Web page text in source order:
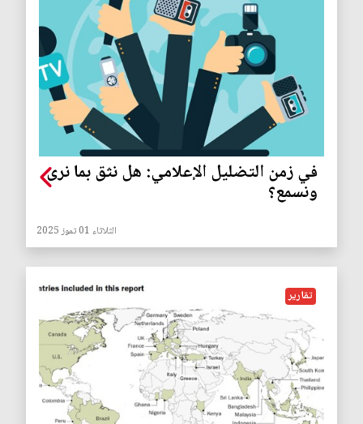
في زمن التضليل الإعلامي: هل نثق بما نرى
ونسمع؟
الثلاثاء 01 تموز 2025
تقارير